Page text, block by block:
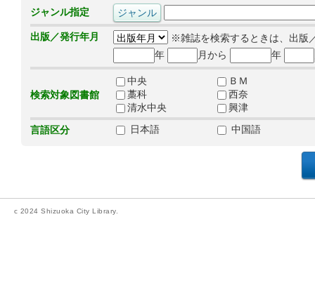
ジャンル指定
出版／発行年月
※雑誌を検索するときは、出版
年
月から 年
検索対象図書館
中央
ＢＭ
藁科
西奈
清水中央
興津
言語区分
日本語 中国語
c 2024 Shizuoka City Library.